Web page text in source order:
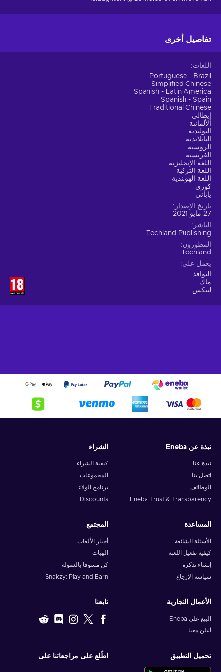
تفاصيل أخرى
اللغات
Portuguese - Brazil
Simplified Chinese
Spanish - Latin America
Spanish - Spain
Traditional Chinese
إيطالي
الألمانية
البولندية
التايلاندية
الروسية
الفرنسية
اللغة الإنجليزية
اللغة التركية
اللغة الهولندية
كوري
ياباني
تاريخ الإصدار
27 مايو 2021
الناشر
Techland Publishing
المطورون
Techland
يعمل على
النوافذ
ماك
لينكس
نبذة عن Eneba
نبذة عنا
اتصل بنا
الوظائف
Eneba Trust & Transparency
الشراء
كيفية الشراء
المجموعات
برنامج الولاء
Discounts
المساعدة
الأسئلة الشائعة
كيفية تفعيل اللعبة
إنشاء تذكرة
سياسة الإرجاع
المجتمع
أخبار الألعاب
الهبات
كن مسوقا بالعمولة
Snakzy: Play and Earn
الأعمال التجارية
البيع على Eneba
أعلن معنا
تابعنا
تحميل التطبيق اطّلع على مراجعاتنا على